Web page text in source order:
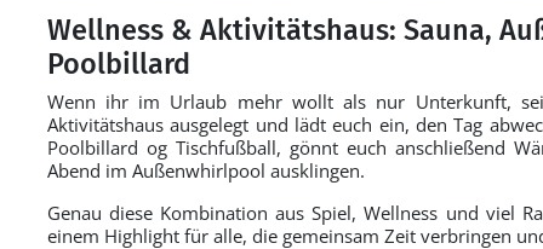
Wellness & Aktivitätshaus: Sauna,
Poolbillard
Wenn ihr im Urlaub mehr wollt als nur Unterkunft,
Aktivitätshaus ausgelegt und lädt euch ein, den Tag
Poolbillard og Tischfußball, gönnt euch anschließend
Abend im Außenwhirlpool ausklingen.
Genau diese Kombination aus Spiel, Wellness und viel
einem Highlight für alle, die gemeinsam Zeit verbringen